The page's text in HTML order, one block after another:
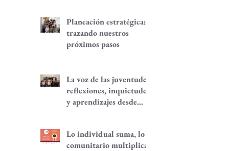
Planeación estratégica:
trazando nuestros
próximos pasos
La voz de las juventudes:
reflexiones, inquietudes
y aprendizajes desde
Lo individual suma, lo
comunitario multiplica